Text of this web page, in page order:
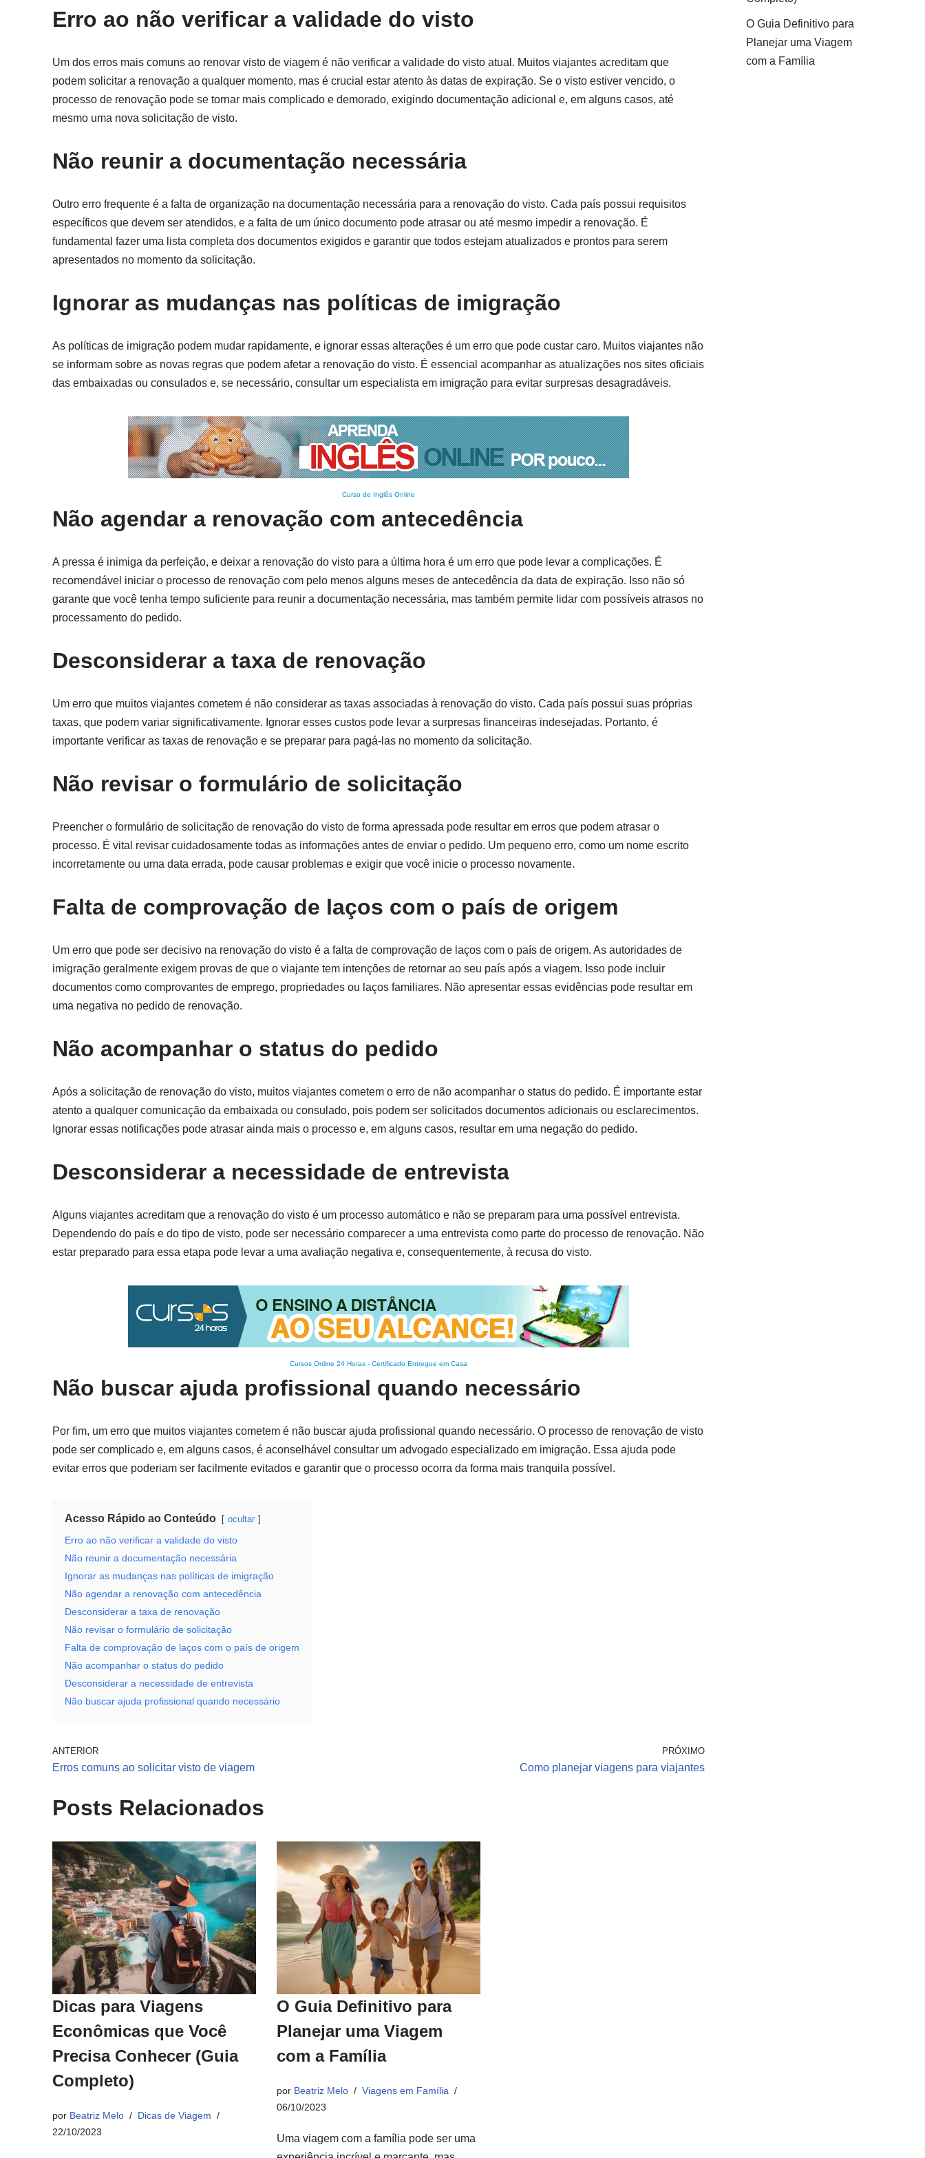
Erro ao não verificar a validade do visto
Um dos erros mais comuns ao renovar visto de viagem é não verificar a validade do visto atual. Muitos viajantes acreditam que
podem solicitar a renovação a qualquer momento, mas é crucial estar atento às datas de expiração. Se o visto estiver vencido, o
processo de renovação pode se tornar mais complicado e demorado, exigindo documentação adicional e, em alguns casos, até
mesmo uma nova solicitação de visto.
Não reunir a documentação necessária
Outro erro frequente é a falta de organização na documentação necessária para a renovação do visto. Cada país possui requisitos
específicos que devem ser atendidos, e a falta de um único documento pode atrasar ou até mesmo impedir a renovação. É
fundamental fazer uma lista completa dos documentos exigidos e garantir que todos estejam atualizados e prontos para serem
apresentados no momento da solicitação.
Ignorar as mudanças nas políticas de imigração
As políticas de imigração podem mudar rapidamente, e ignorar essas alterações é um erro que pode custar caro. Muitos viajantes não
se informam sobre as novas regras que podem afetar a renovação do visto. É essencial acompanhar as atualizações nos sites oficiais
das embaixadas ou consulados e, se necessário, consultar um especialista em imigração para evitar surpresas desagradáveis.
Curso de Inglês Online
Não agendar a renovação com antecedência
A pressa é inimiga da perfeição, e deixar a renovação do visto para a última hora é um erro que pode levar a complicações. É
recomendável iniciar o processo de renovação com pelo menos alguns meses de antecedência da data de expiração. Isso não só
garante que você tenha tempo suficiente para reunir a documentação necessária, mas também permite lidar com possíveis atrasos no
processamento do pedido.
Desconsiderar a taxa de renovação
Um erro que muitos viajantes cometem é não considerar as taxas associadas à renovação do visto. Cada país possui suas próprias
taxas, que podem variar significativamente. Ignorar esses custos pode levar a surpresas financeiras indesejadas. Portanto, é
importante verificar as taxas de renovação e se preparar para pagá-las no momento da solicitação.
Não revisar o formulário de solicitação
Preencher o formulário de solicitação de renovação do visto de forma apressada pode resultar em erros que podem atrasar o
processo. É vital revisar cuidadosamente todas as informações antes de enviar o pedido. Um pequeno erro, como um nome escrito
incorretamente ou uma data errada, pode causar problemas e exigir que você inicie o processo novamente.
Falta de comprovação de laços com o país de origem
Um erro que pode ser decisivo na renovação do visto é a falta de comprovação de laços com o país de origem. As autoridades de
imigração geralmente exigem provas de que o viajante tem intenções de retornar ao seu país após a viagem. Isso pode incluir
documentos como comprovantes de emprego, propriedades ou laços familiares. Não apresentar essas evidências pode resultar em
uma negativa no pedido de renovação.
Não acompanhar o status do pedido
Após a solicitação de renovação do visto, muitos viajantes cometem o erro de não acompanhar o status do pedido. É importante estar
atento a qualquer comunicação da embaixada ou consulado, pois podem ser solicitados documentos adicionais ou esclarecimentos.
Ignorar essas notificações pode atrasar ainda mais o processo e, em alguns casos, resultar em uma negação do pedido.
Desconsiderar a necessidade de entrevista
Alguns viajantes acreditam que a renovação do visto é um processo automático e não se preparam para uma possível entrevista.
Dependendo do país e do tipo de visto, pode ser necessário comparecer a uma entrevista como parte do processo de renovação. Não
estar preparado para essa etapa pode levar a uma avaliação negativa e, consequentemente, à recusa do visto.
Cursos Online 24 Horas- Certificado Entregue em Casa
Não buscar ajuda profissional quando necessário
Por fim, um erro que muitos viajantes cometem é não buscar ajuda profissional quando necessário. O processo de renovação de visto
pode ser complicado e, em alguns casos, é aconselhável consultar um advogado especializado em imigração. Essa ajuda pode
evitar erros que poderiam ser facilmente evitados e garantir que o processo ocorra da forma mais tranquila possível.
Acesso Rápido ao Conteúdo ocultar
Erro ao não verificar a validade do visto
Não reunir a documentação necessária
Ignorar as mudanças nas políticas de imigração
Não agendar a renovação com antecedência
Desconsiderar a taxa de renovação
Não revisar o formulário de solicitação
Falta de comprovação de laços com o país de origem
Não acompanhar o status do pedido
Desconsiderar a necessidade de entrevista
Não buscar ajuda profissional quando necessário
ANTERIOR
Erros comuns ao solicitar visto de viagem
PRÓXIMO
Como planejar viagens para viajantes
Posts Relacionados
Dicas para Viagens
Econômicas que Você
Precisa Conhecer (Guia
Completo)
por Beatriz Melo
Dicas de Viagem
22/10/2023
O Guia Definitivo para
Planejar uma Viagem
com a Família
por Beatriz Melo
Viagens em Família
06/10/2023
Uma viagem com a família pode ser uma
O Guia Definitivo para
Planejar uma Viagem
com a Família